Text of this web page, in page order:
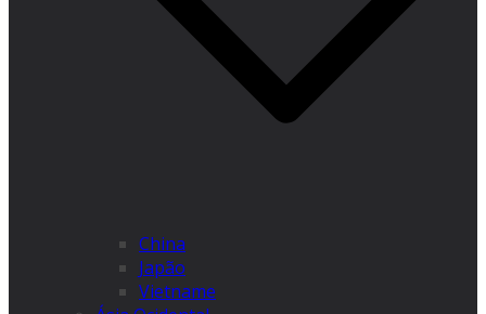
China
Japão
Vietname